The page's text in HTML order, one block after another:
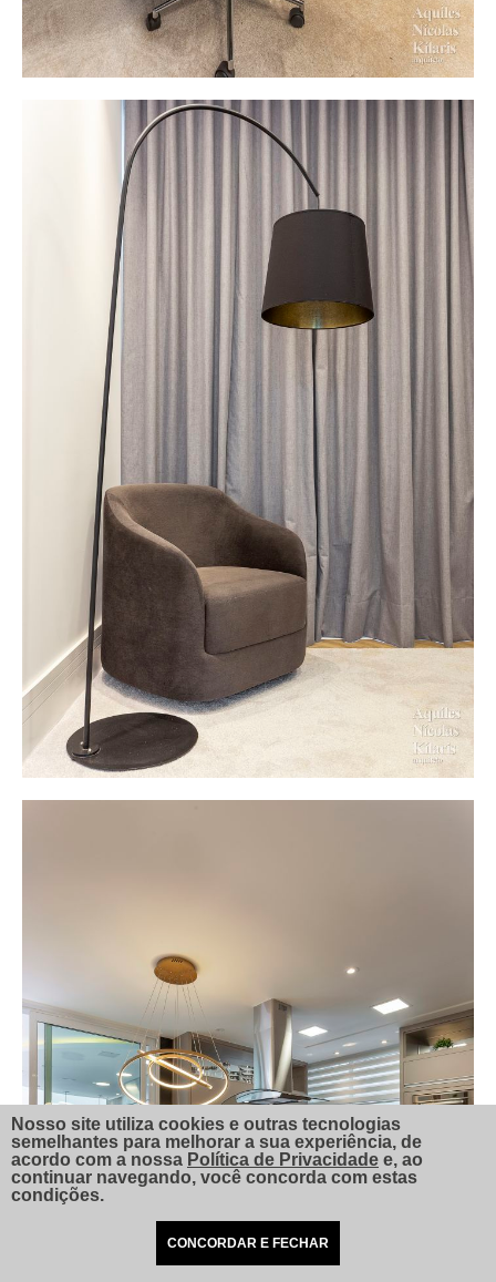
Nosso site utiliza cookies e outras tecnologias
semelhantes para melhorar a sua experiência, de
acordo com a nossa Política de Privacidade e, ao
continuar navegando, você concorda com estas
condições.
CONCORDAR E FECHAR